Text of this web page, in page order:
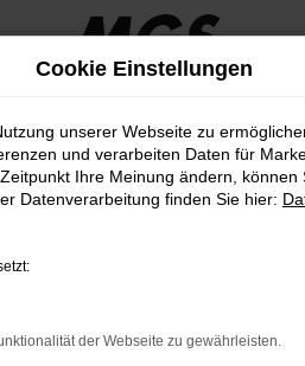
Cookie Einstellungen
unserer Webseite zu
und verarbeiten Daten für
Ihre Meinung ändern,
Datenverarbeitung finden Sie hier:
der Webseite zu gewährleisten.